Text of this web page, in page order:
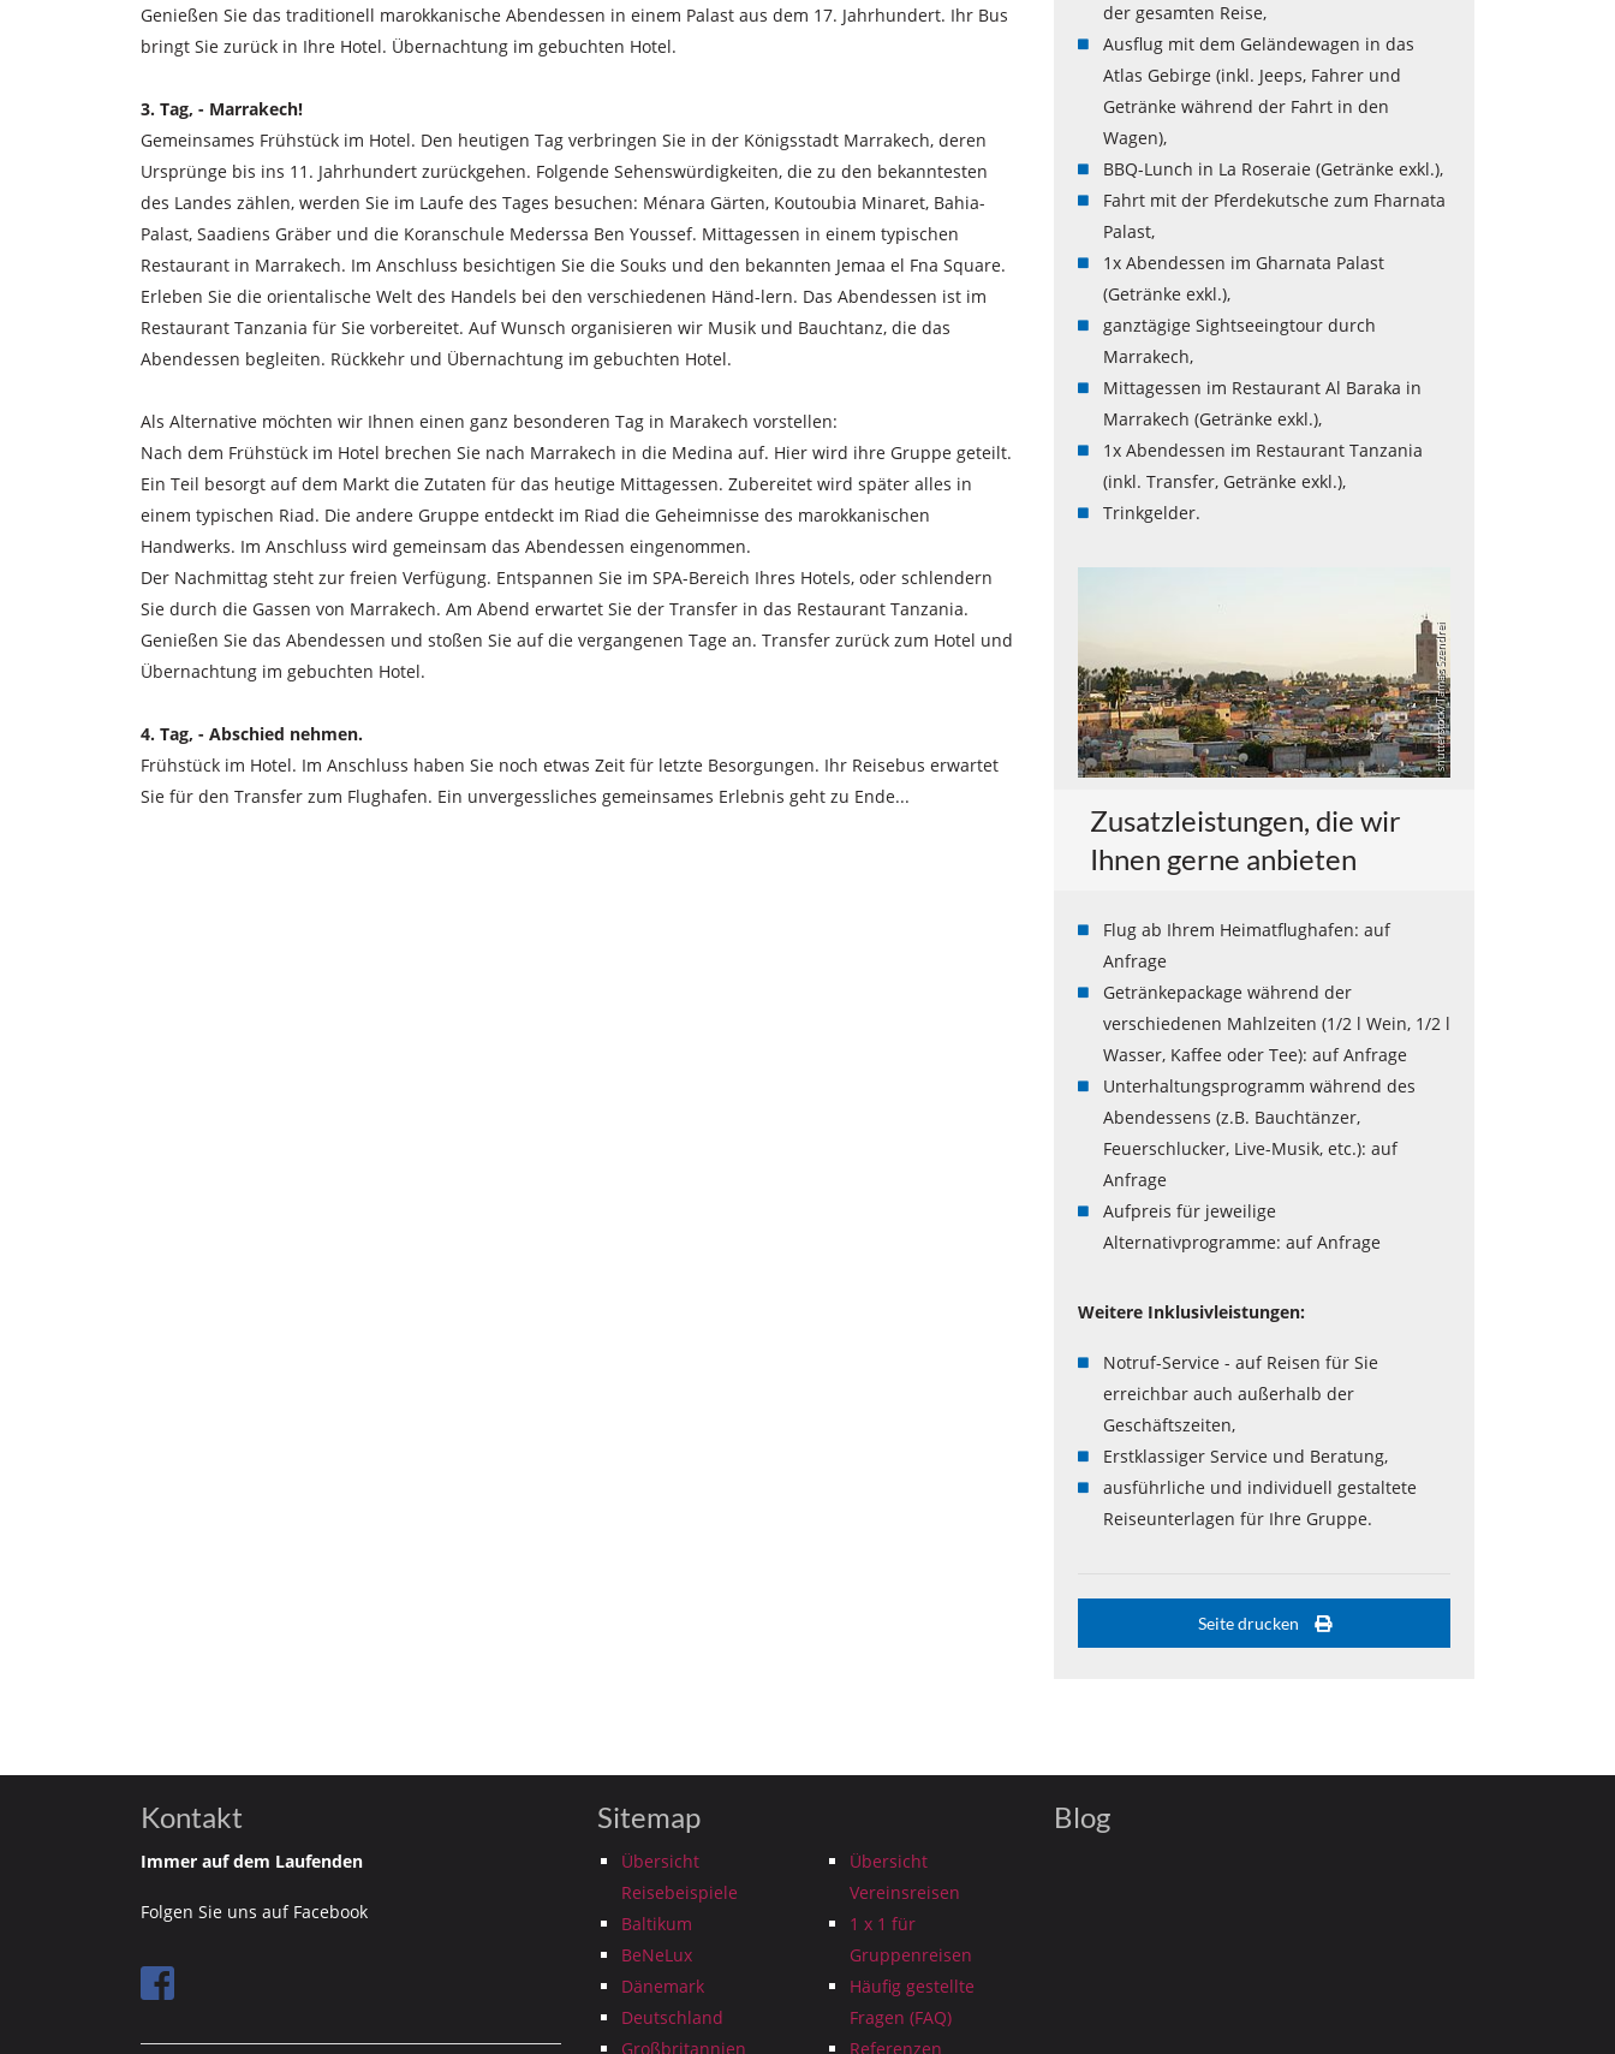
Genießen Sie das traditionell marokkanische Abendessen in einem Palast aus dem 17. Jahrhundert. Ihr Bus
bringt Sie zurück in Ihre Hotel. Übernachtung im gebuchten Hotel.
3. Tag, - Marrakech!
Gemeinsames Frühstück im Hotel. Den heutigen Tag verbringen Sie in der Königsstadt Marrakech, deren
Ursprünge bis ins 11. Jahrhundert zurückgehen. Folgende Sehenswürdigkeiten, die zu den bekanntesten
des Landes zählen, werden Sie im Laufe des Tages besuchen: Ménara Gärten, Koutoubia Minaret, Bahia-
Palast, Saadiens Gräber und die Koranschule Mederssa Ben Youssef. Mittagessen in einem typischen
Restaurant in Marrakech. Im Anschluss besichtigen Sie die Souks und den bekannten Jemaa el Fna Square.
Erleben Sie die orientalische Welt des Handels bei den verschiedenen Händ-lern. Das Abendessen ist im
Restaurant Tanzania für Sie vorbereitet. Auf Wunsch organisieren wir Musik und Bauchtanz, die das
Abendessen begleiten. Rückkehr und Übernachtung im gebuchten Hotel.
Als Alternative möchten wir Ihnen einen ganz besonderen Tag in Marakech vorstellen:
Nach dem Frühstück im Hotel brechen Sie nach Marrakech in die Medina auf. Hier wird ihre Gruppe geteilt.
Ein Teil besorgt auf dem Markt die Zutaten für das heutige Mittagessen. Zubereitet wird später alles in
einem typischen Riad. Die andere Gruppe entdeckt im Riad die Geheimnisse des marokkanischen
Handwerks. Im Anschluss wird gemeinsam das Abendessen eingenommen.
Der Nachmittag steht zur freien Verfügung. Entspannen Sie im SPA-Bereich Ihres Hotels, oder schlendern
Sie durch die Gassen von Marrakech. Am Abend erwartet Sie der Transfer in das Restaurant Tanzania.
Genießen Sie das Abendessen und stoßen Sie auf die vergangenen Tage an. Transfer zurück zum Hotel und
Übernachtung im gebuchten Hotel.
4. Tag, - Abschied nehmen.
Frühstück im Hotel. Im Anschluss haben Sie noch etwas Zeit für letzte Besorgungen. Ihr Reisebus erwartet
Sie für den Transfer zum Flughafen. Ein unvergessliches gemeinsames Erlebnis geht zu Ende...
der gesamten Reise,
Ausflug mit dem Geländewagen in das
Atlas Gebirge (inkl. Jeeps, Fahrer und
Getränke während der Fahrt in den
Wagen),
BBQ-Lunch in La Roseraie (Getränke exkl.),
Fahrt mit der Pferdekutsche zum Fharnata
Palast,
1x Abendessen im Gharnata Palast
(Getränke exkl.),
ganztägige Sightseeingtour durch
Marrakech,
Mittagessen im Restaurant Al Baraka in
Marrakech (Getränke exkl.),
1x Abendessen im Restaurant Tanzania
(inkl. Transfer, Getränke exkl.),
Trinkgelder.
shutterstock/ Tamas Szendrei
Zusatzleistungen, die wir
Ihnen gerne anbieten
Flug ab Ihrem Heimatflughafen: auf
Anfrage
Getränkepackage während der
verschiedenen Mahlzeiten (1/2 l Wein, 1/2 l
Wasser, Kaffee oder Tee): auf Anfrage
Unterhaltungsprogramm während des
Abendessens (z.B. Bauchtänzer,
Feuerschlucker, Live-Musik, etc.): auf
Anfrage
Aufpreis für jeweilige
Alternativprogramme: auf Anfrage
Weitere Inklusivleistungen:
Notruf-Service - auf Reisen für Sie
erreichbar auch außerhalb der
Geschäftszeiten,
Erstklassiger Service und Beratung,
ausführliche und individuell gestaltete
Reiseunterlagen für Ihre Gruppe.
Seite drucken
Kontakt
Immer auf dem Laufenden
Folgen Sie uns auf Facebook
Sitemap
Übersicht
Reisebeispiele
Baltikum
BeNeLux
Dänemark
Deutschland
Großbritannien
Übersicht
Vereinsreisen
1 x 1 für
Gruppenreisen
Häufig gestellte
Fragen (FAQ)
Referenzen
Blog